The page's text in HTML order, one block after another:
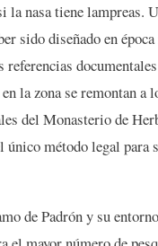
la nasa tiene lampreas.
sido diseñado en
referencias
la zona se remontan a
del Monasterio de
único método legal para
de Padrón y su